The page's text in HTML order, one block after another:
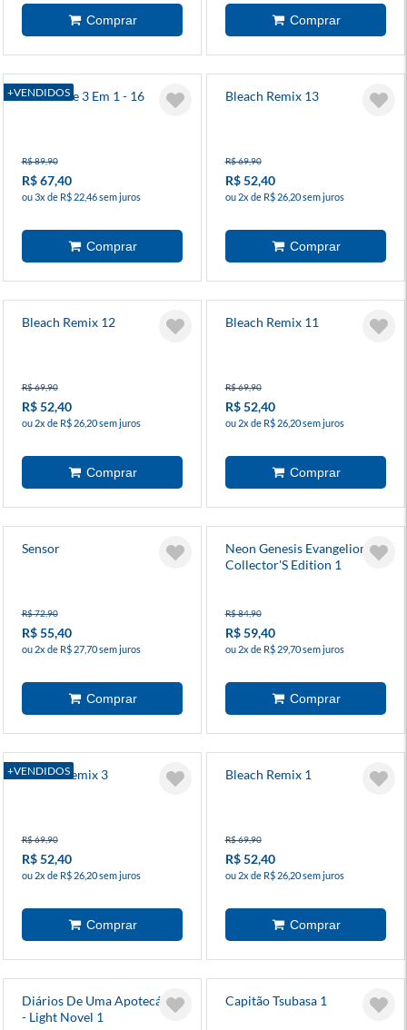
+VENDIDOS
One Piece 3 Em 1 - 16
R$ 89,90
R$ 67,40
ou 3x de R$ 22,46 sem juros
Bleach Remix 13
R$ 69,90
R$ 52,40
ou 2x de R$ 26,20 sem juros
Bleach Remix 12
R$ 69,90
R$ 52,40
ou 2x de R$ 26,20 sem juros
Bleach Remix 11
R$ 69,90
R$ 52,40
ou 2x de R$ 26,20 sem juros
Sensor
R$ 72,90
R$ 55,40
ou 2x de R$ 27,70 sem juros
Neon Genesis Evangelion
Collector'S Edition 1
R$ 84,90
R$ 59,40
ou 2x de R$ 29,70 sem juros
+VENDIDOS
Bleach Remix 3
R$ 69,90
R$ 52,40
ou 2x de R$ 26,20 sem juros
Bleach Remix 1
R$ 69,90
R$ 52,40
ou 2x de R$ 26,20 sem juros
Diários De Uma Apotecária
- Light Novel 1
Capitão Tsubasa 1